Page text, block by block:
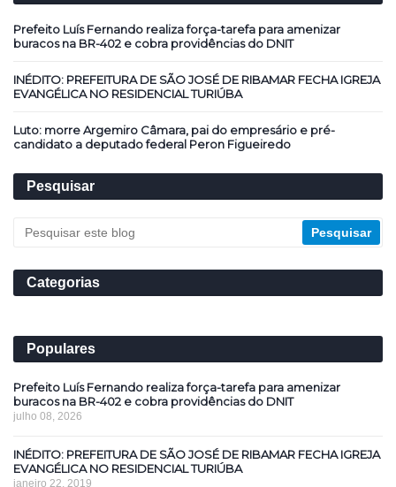
Prefeito Luís Fernando realiza força-tarefa para amenizar
buracos na BR-402 e cobra providências do DNIT
INÉDITO: PREFEITURA DE SÃO JOSÉ DE RIBAMAR FECHA IGREJA
EVANGÉLICA NO RESIDENCIAL TURIÚBA
Luto: morre Argemiro Câmara, pai do empresário e pré-
candidato a deputado federal Peron Figueiredo
Pesquisar
Categorias
Populares
Prefeito Luís Fernando realiza força-tarefa para amenizar
buracos na BR-402 e cobra providências do DNIT
julho 08, 2026
INÉDITO: PREFEITURA DE SÃO JOSÉ DE RIBAMAR FECHA IGREJA
EVANGÉLICA NO RESIDENCIAL TURIÚBA
janeiro 22, 2019